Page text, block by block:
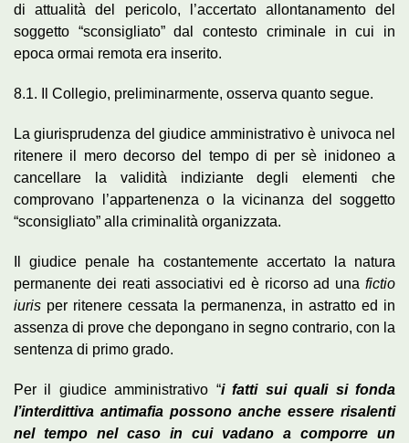
di attualità del pericolo, l’accertato allontanamento del
soggetto “sconsigliato” dal contesto criminale in cui in
epoca ormai remota era inserito.
8.1. Il Collegio, preliminarmente, osserva quanto segue.
La giurisprudenza del giudice amministrativo è univoca nel
ritenere il mero decorso del tempo di per sè inidoneo a
cancellare la validità indiziante degli elementi che
comprovano l’appartenenza o la vicinanza del soggetto
“sconsigliato” alla criminalità organizzata.
Il giudice penale ha costantemente accertato la natura
permanente dei reati associativi ed è ricorso ad una fictio
iuris per ritenere cessata la permanenza, in astratto ed in
assenza di prove che depongano in segno contrario, con la
sentenza di primo grado.
Per il giudice amministrativo “i fatti sui quali si fonda
l’interdittiva antimafia possono anche essere risalenti
nel tempo nel caso in cui vadano a comporre un